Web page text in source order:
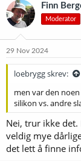
Finn
Moderator
29 Nov 2024
loebrygg skrev:
men var den
silikon vs. andre
Nei, trur ikke
veldig mye
det lett å finne